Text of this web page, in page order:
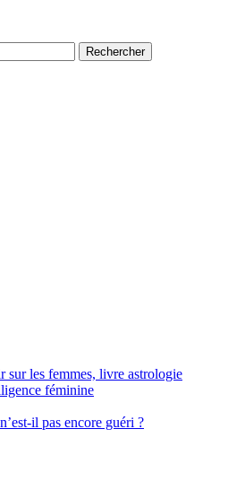
sur les femmes, livre astrologie
féminine
il pas encore guéri ?